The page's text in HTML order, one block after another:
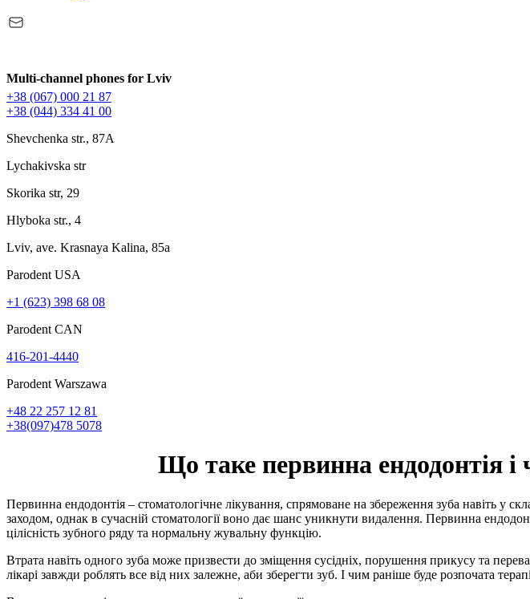
Multi-channel phones for Lviv
+38 (067) 000 21 87
+38 (044) 334 41 00
Shevchenka str., 87A
Lychakivska str
Skorika str, 29
Hlyboka str., 4
Lviv, ave. Krasnaya Kalina, 85a
Parodent USА
+1 (623) 398 68 08
Parodent CAN
416-201-4440
Parodent Warszawa
+48 22 257 12 81
+38(097)478 5078
Що таке первинна ендодонтія
Первинна ендодонтія – стоматологічне лікування, спрямоване на збереження зуба навіть у
заходом, однак в сучасній стоматології воно дає шанс уникнути видалення. Первинна
цілісність зубного ряду та нормальну жувальну функцію.
Втрата навіть одного зуба може призвести до зміщення сусідніх, порушення прикусу та
лікарі завжди роблять все від них залежне, аби зберегти зуб. І чим раніше буде розпочата